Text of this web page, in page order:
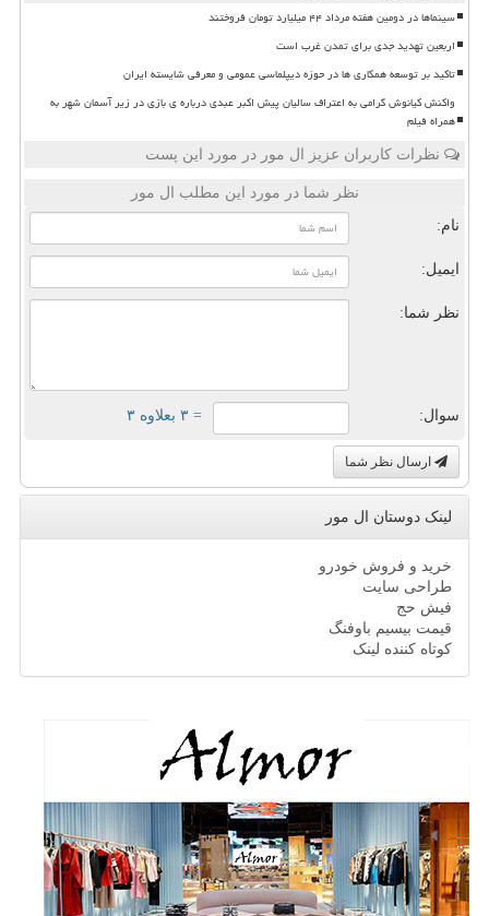
سینماها در دومین هفته مرداد ۴۴ میلیارد تومان فروختند
اربعین تهدید جدی برای تمدن غرب است
تاکید بر توسعه همکاری ها در حوزه دیپلماسی عمومی و معرفی شایسته ایران
واکنش کیانوش گرامی به اعتراف سالیان پیش اکبر عبدی درباره ی بازی در زیر آسمان شهر به
همراه فیلم
نظرات کاربران عزیز ال مور در مورد این پست
نظر شما در مورد این مطلب ال مور
نام:
ایمیل:
نظر شما:
سوال: = ۳ بعلاوه ۳
ارسال نظر شما
لینک دوستان ال مور
خرید و فروش خودرو
طراحی سایت
فیش حج
قیمت بیسیم باوفنگ
کوتاه کننده لینک